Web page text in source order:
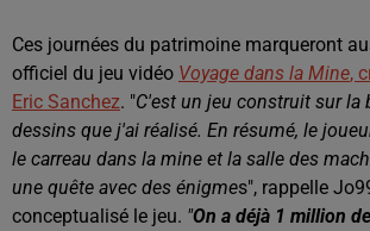
Ces journées du patrimoine marqueront
officiel du jeu vidéo Voyage dans la Mine,
Eric Sanchez. "C'est un jeu construit sur la
dessins que j'ai réalisé. En résumé, le
le carreau dans la mine et la salle des
une quête avec des énigmes", rappelle
conceptualisé le jeu. "On a déjà 1 million